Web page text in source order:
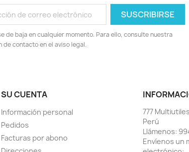
de baja en cualquier momento. Para ello, consulte nuestra
de contacto en el aviso legal.
SU CUENTA
Información personal
Pedidos
Facturas por abono
777 Multiutiles
Perú
Llámenos:
Envíenos un